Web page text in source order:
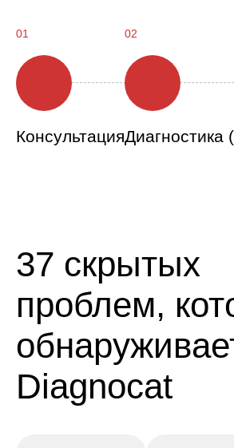
01
Консультация
02
Диагностика
37 скрытых
проблем,
Diagnocat